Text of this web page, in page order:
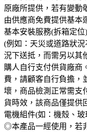
原廠所提供，若有變
由供應商免費提供基本
基本安裝服務(拆箱定
(例如：天災或道路狀
況下送抵，而需另以其
購人自行支付供貨廠
費，請顧客自行負擔，
壞，商品檢測正常需
貨時效，該商品僅提
電機組件(如：機殼、
◎本產品一經使用，若